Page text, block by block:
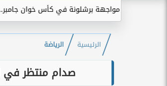
برشلونة في كأس خوان جامبر.. موعد المباراة
الرئيسية الرياضة
صدام منتظر في